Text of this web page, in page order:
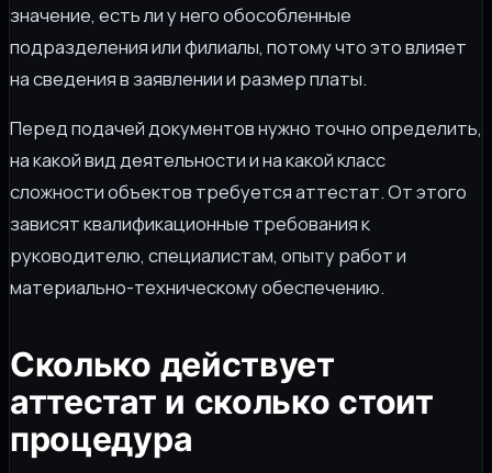
значение, есть ли у него обособленные
подразделения или филиалы, потому что это влияет
на сведения в заявлении и размер платы.
Перед подачей документов нужно точно определить,
на какой вид деятельности и на какой класс
сложности объектов требуется аттестат. От этого
зависят квалификационные требования к
руководителю, специалистам, опыту работ и
материально-техническому обеспечению.
Сколько действует
аттестат и сколько стоит
процедура